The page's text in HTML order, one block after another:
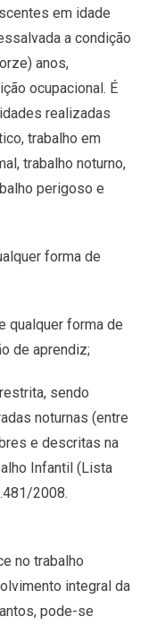
em idade
a condição
anos,
ocupacional. É
realizadas
trabalho em
trabalho noturno,
perigoso e
forma de
qualquer forma de
de aprendiz;
sendo
noturnas (entre
e descritas na
Infantil (Lista
2008.
no trabalho
integral da
pode-se